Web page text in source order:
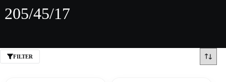
205/45/17
FILTER